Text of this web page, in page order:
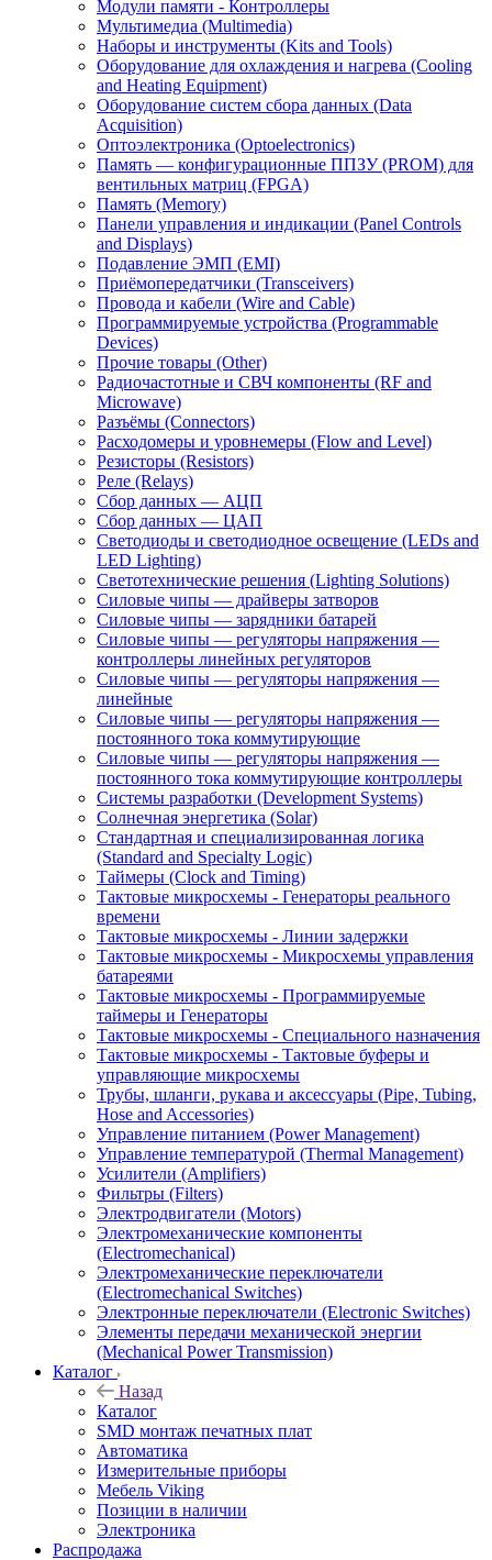
Логические
микросхемы
Сигнальные
коммутаторы,
Мультиплексоры,
Декодеры
Логические
микросхемы
Специальные
Логические
микросхемы
-
Счетчики,
Делители
Логические
- Триггеры
Логические
микросхемы
-
Универсальная
шина
Магнитные
компоненты
(Magnetics)
Манометры
и
вакуумметры
(Pressure
and
Vacuum)
химикаты
и клеи
(Materials,
Chemicals
and
Adhesives)
Микроконтроллеры
процессоры
(Microcontrollers
Processors)
Микросхемы
сбора
данных -
АЦП/ЦАП
специального
назначения
Микросхемы
сбора
данных -
Аналоговые
препроцессоры
Микросхемы
сбора
данных -
Контроллеры
с
сенсорным
экраном
Микросхемы
сбора
данных -
Цифровые
потенциометры
Микросхемы
специального
назначения
Микросхемы
управления
электропитанием
- AC/DC
преобразователи
Микросхемы
управления
электропитанием
-
Измерение
энергии
Микросхемы
управления
электропитанием
Коммутаторы
распределения
энергии
Микросхемы
управления
электропитанием
Контроллеры
беспроводной
локальной
сети PoE
управления
электропитанием
-
Контроллеры
двигателей
и
вентиляторов
-
Контроллеры
питания
Модули памяти - Контроллеры
Мультимедиа (Multimedia)
Наборы и инструменты (Kits and Tools)
Оборудование для охлаждения и нагрева (Cooling
and Heating Equipment)
Оборудование систем сбора данных (Data
Acquisition)
Оптоэлектроника (Optoelectronics)
Память — конфигурационные ППЗУ (PROM) для
вентильных матриц (FPGA)
Память (Memory)
Панели управления и индикации (Panel Controls
and Displays)
Подавление ЭМП (EMI)
Приёмопередатчики (Transceivers)
Провода и кабели (Wire and Cable)
Программируемые устройства (Programmable
Devices)
Прочие товары (Other)
Радиочастотные и СВЧ компоненты (RF and
Microwave)
Разъёмы (Connectors)
Расходомеры и уровнемеры (Flow and Level)
Резисторы (Resistors)
Реле (Relays)
Сбор данных — АЦП
Сбор данных — ЦАП
Светодиоды и светодиодное освещение (LEDs and
LED Lighting)
Светотехнические решения (Lighting Solutions)
Силовые чипы — драйверы затворов
Силовые чипы — зарядники батарей
Силовые чипы — регуляторы напряжения —
контроллеры линейных регуляторов
Силовые чипы — регуляторы напряжения —
линейные
Силовые чипы — регуляторы напряжения —
постоянного тока коммутирующие
Силовые чипы — регуляторы напряжения —
постоянного тока коммутирующие контроллеры
Системы разработки (Development Systems)
Солнечная энергетика (Solar)
Стандартная и специализированная логика
(Standard and Specialty Logic)
Таймеры (Clock and Timing)
Тактовые микросхемы - Генераторы реального
времени
Тактовые микросхемы - Линии задержки
Тактовые микросхемы - Микросхемы управления
батареями
Тактовые микросхемы - Программируемые
таймеры и Генераторы
Тактовые микросхемы - Специального назначения
Тактовые микросхемы - Тактовые буферы и
управляющие микросхемы
Трубы, шланги, рукава и аксессуары (Pipe, Tubing,
Hose and Accessories)
Управление питанием (Power Management)
Управление температурой (Thermal Management)
Усилители (Amplifiers)
Фильтры (Filters)
Электродвигатели (Motors)
Электромеханические компоненты
(Electromechanical)
Электромеханические переключатели
(Electromechanical Switches)
Электронные переключатели (Electronic Switches)
Элементы передачи механической энергии
(Mechanical Power Transmission)
Каталог
Назад
Каталог
SMD монтаж печатных плат
Автоматика
Измерительные приборы
Мебель Viking
Позиции в наличии
Электроника
Распродажа